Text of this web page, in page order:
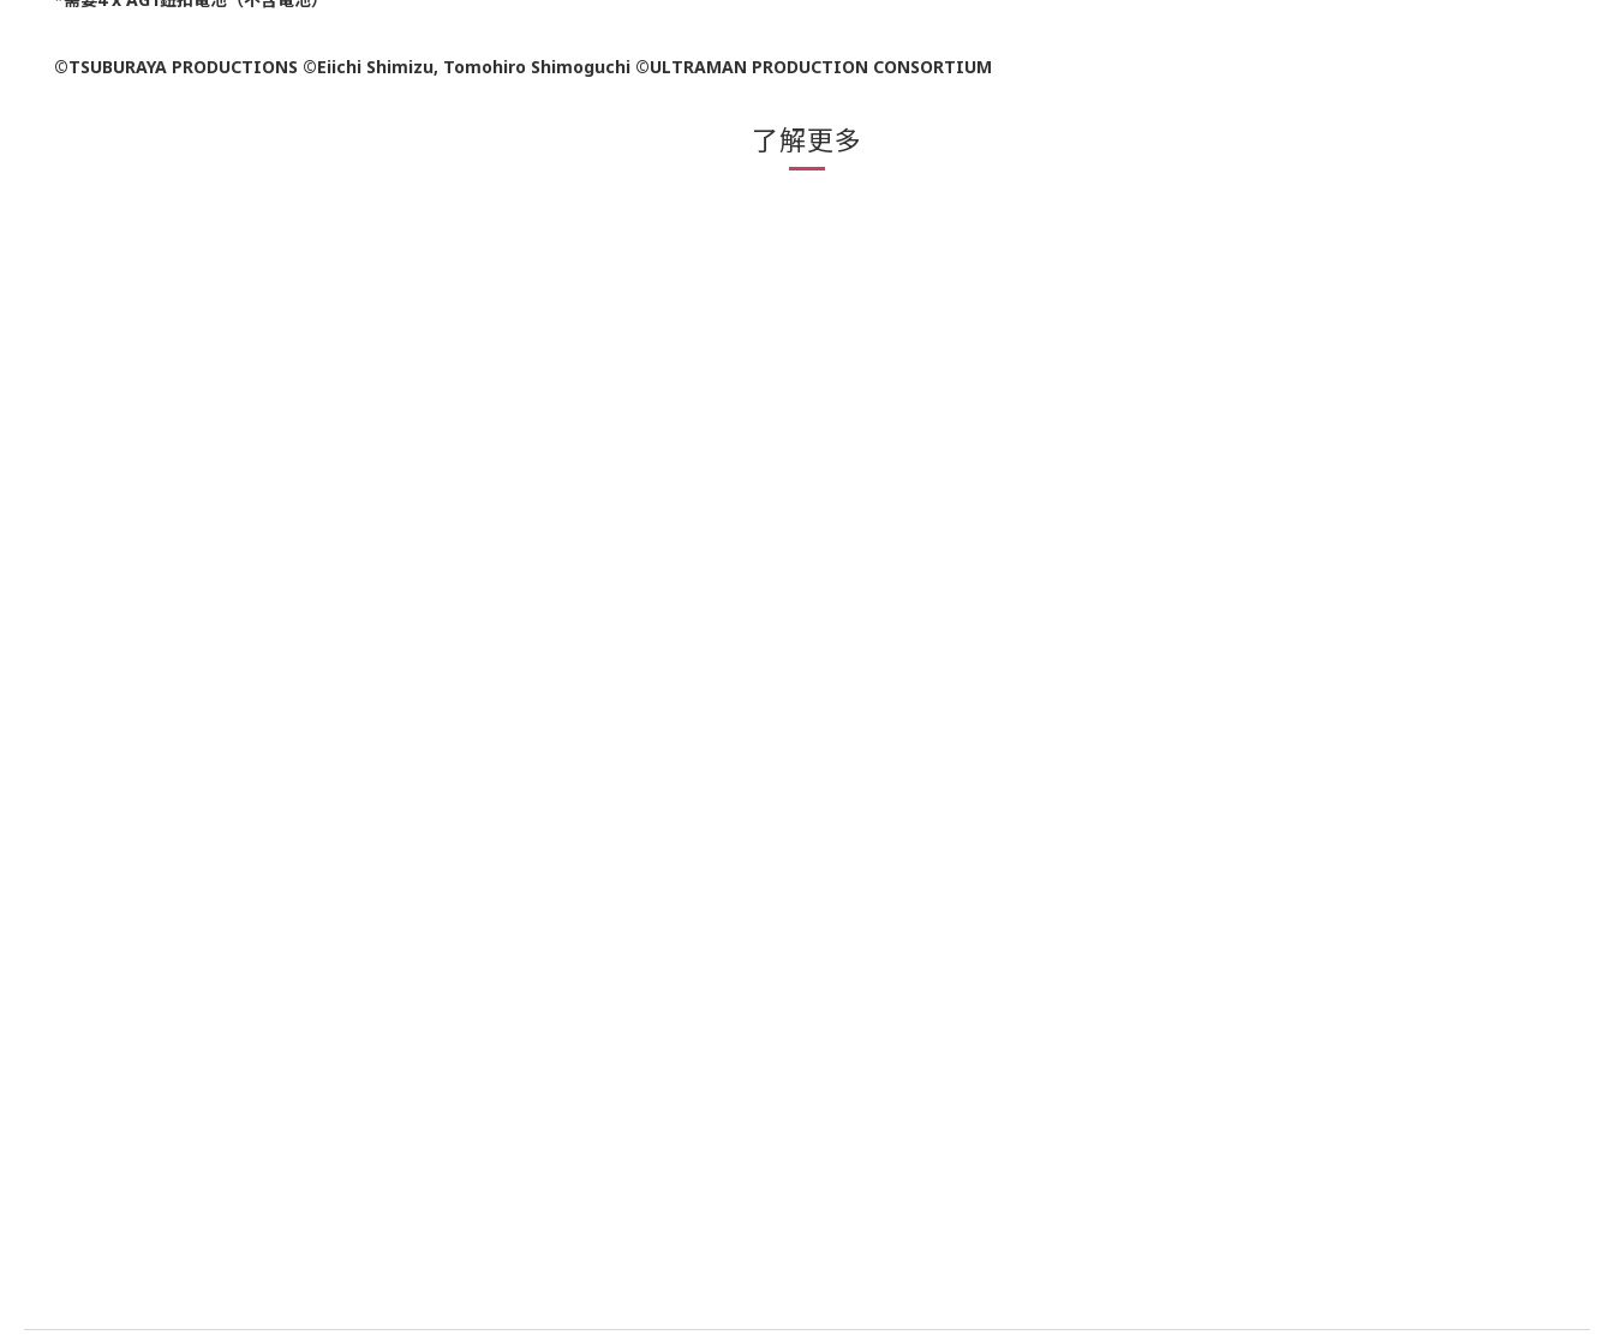
©TSUBURAYA PRODUCTIONS ©Eiichi Shimizu, Tomohiro Shimoguchi ©ULTRAMAN PRODUCTION CONSORTIUM
了解更多